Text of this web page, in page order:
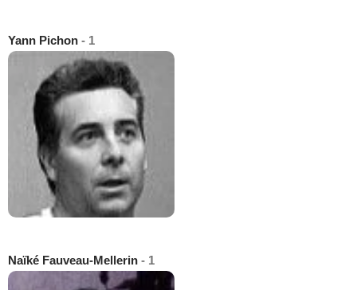
Yann Pichon - 1
Naïké Fauveau-Mellerin - 1